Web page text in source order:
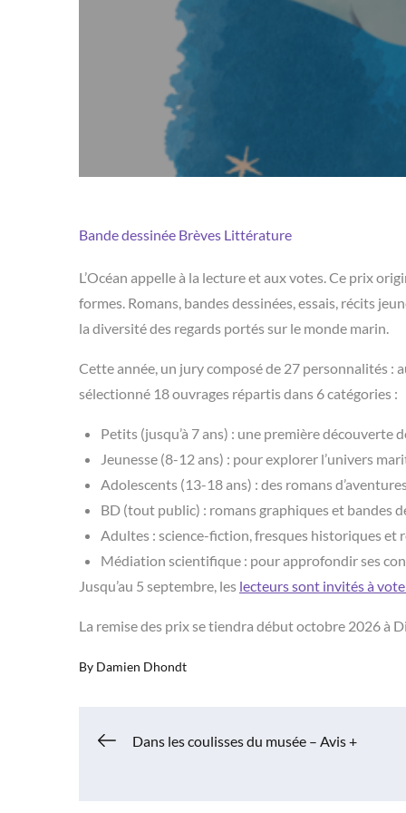
Bande dessinée Brèves Littérature
L’Océan appelle à la lecture et aux votes. Ce prix
formes. Romans, bandes dessinées, essais, récits
la diversité des regards portés sur le monde marin.
Cette année, un jury composé de 27 personnalités :
sélectionné 18 ouvrages répartis dans 6 catégories :
Petits (jusqu’à 7 ans) : une première découverte
Jeunesse (8-12 ans) : pour explorer l’univers
Adolescents (13-18 ans) : des romans
BD (tout public) : romans graphiques et bandes
Adultes : science-fiction, fresques historiques et
Médiation scientifique : pour approfondir ses
Jusqu’au 5 septembre, les lecteurs sont invités à
La remise des prix se tiendra début octobre 2026 à
By Damien Dhondt
Navigation
Dans les coulisses du musée – Avis +